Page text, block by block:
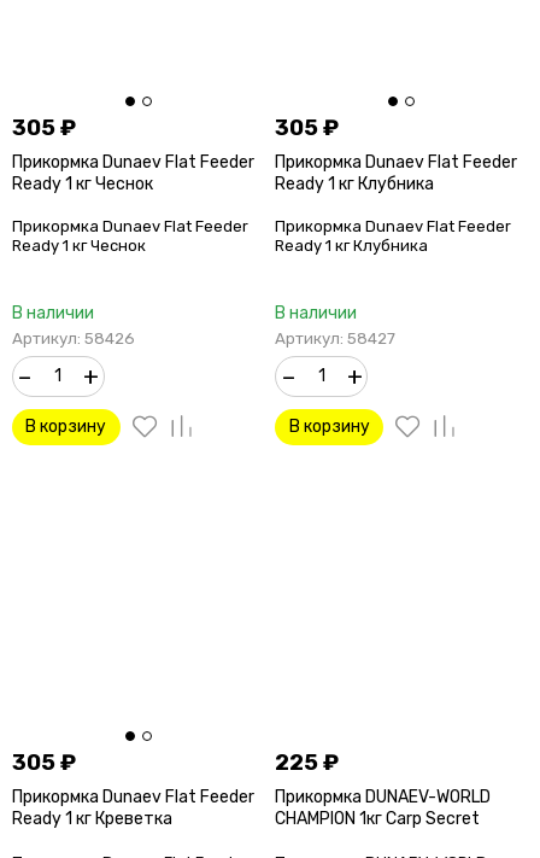
305₽
Прикормка Dunaev Flat Feeder
Ready 1 кг Чеснок
Прикормка Dunaev Flat Feeder
Ready 1 кг Чеснок
В наличии
Артикул: 58426
– +
В корзину
305₽
Прикормка Dunaev Flat Feeder
Ready 1 кг Клубника
Прикормка Dunaev Flat Feeder
Ready 1 кг Клубника
В наличии
Артикул: 58427
– +
В корзину
305₽
Прикормка Dunaev Flat Feeder
Ready 1 кг Креветка
225₽
Прикормка DUNAEV-WORLD
CHAMPION 1кг Carp Secret